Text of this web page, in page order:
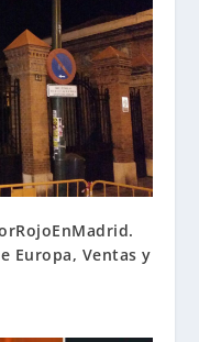
Europa, Ventas y